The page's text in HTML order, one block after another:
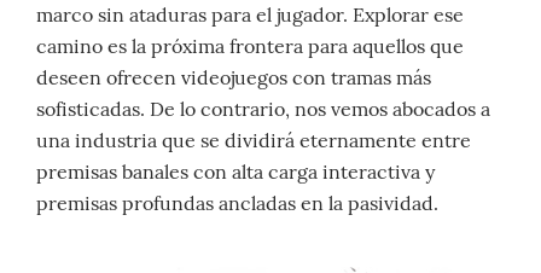
marco sin ataduras para el jugador. Explorar ese
camino es la próxima frontera para aquellos que
deseen ofrecen videojuegos con tramas más
sofisticadas. De lo contrario, nos vemos abocados a
una industria que se dividirá eternamente entre
premisas banales con alta carga interactiva y
premisas profundas ancladas en la pasividad.